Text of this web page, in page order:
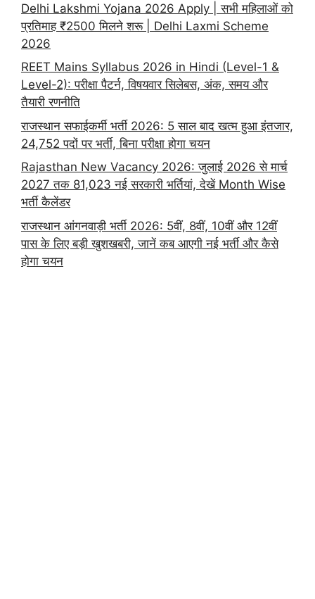
Delhi Lakshmi Yojana 2026 Apply | सभी महिलाओं को
प्रतिमाह ₹2500 मिलने शरू | Delhi Laxmi Scheme
2026
REET Mains Syllabus 2026 in Hindi (Level-1 &
Level-2): परीक्षा पैटर्न, विषयवार सिलेबस, अंक, समय और
तैयारी रणनीति
राजस्थान सफाईकर्मी भर्ती 2026: 5 साल बाद खत्म हुआ इंतजार,
24,752 पदों पर भर्ती, बिना परीक्षा होगा चयन
Rajasthan New Vacancy 2026: जुलाई 2026 से मार्च
2027 तक 81,023 नई सरकारी भर्तियां, देखें Month Wise
भर्ती कैलेंडर
राजस्थान आंगनवाड़ी भर्ती 2026: 5वीं, 8वीं, 10वीं और 12वीं
पास के लिए बड़ी खुशखबरी, जानें कब आएगी नई भर्ती और कैसे
होगा चयन